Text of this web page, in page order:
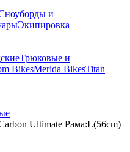
и
Экипировка
Трюковые и
BikesMerida BikesTitan
Ultimate Рама:L(56cm)